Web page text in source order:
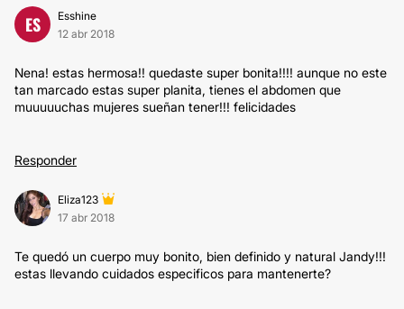
ES
Esshine
12 abr 2018
Nena! estas hermosa!! quedaste super bonita!!!! aunque no este
tan marcado estas super planita, tienes el abdomen que
muuuuuchas mujeres sueñan tener!!! felicidades
Responder
Eliza123
17 abr 2018
Te quedó un cuerpo muy bonito, bien definido y natural Jandy!!!
estas llevando cuidados especificos para mantenerte?